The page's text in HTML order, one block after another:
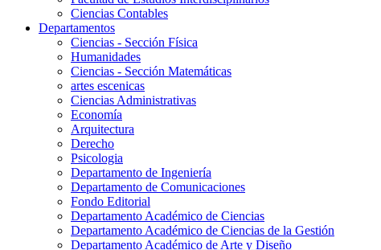
Ciencias Contables
Departamentos
Ciencias - Sección Física
Humanidades
Ciencias - Sección Matemáticas
artes escenicas
Ciencias Administrativas
Economía
Arquitectura
Derecho
Psicologia
Departamento de Ingeniería
Departamento de Comunicaciones
Fondo Editorial
Departamento Académico de Ciencias
Departamento Académico de Ciencias de la Gestión
Departamento Académico de Arte y Diseño